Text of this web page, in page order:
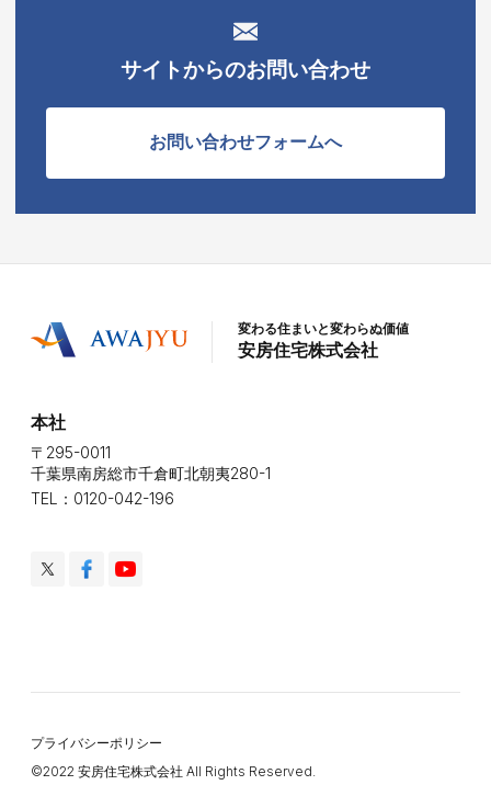
サイトからのお問い合わせ
お問い合わせフォームへ
変わる住まいと変わらぬ価値
安房住宅株式会社
本社
〒295-0011
千葉県南房総市千倉町北朝夷280-1
TEL：0120-042-196
プライバシーポリシー
©️2022 安房住宅株式会社 All Rights Reserved.